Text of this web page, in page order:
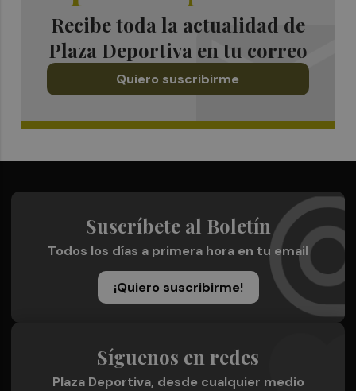
Recibe toda la actualidad de
Plaza Deportiva en tu correo
Quiero suscribirme
Suscríbete al Boletín
Todos los días a primera hora en tu email
¡Quiero suscribirme!
Síguenos en redes
Plaza Deportiva, desde cualquier medio